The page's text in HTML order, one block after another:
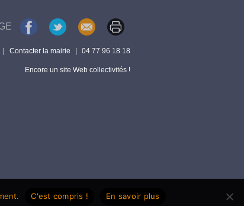
Contacter la mairie 04 77 96 18 18
Encore un site Web collectivités !
C'est compris ! En savoir plus